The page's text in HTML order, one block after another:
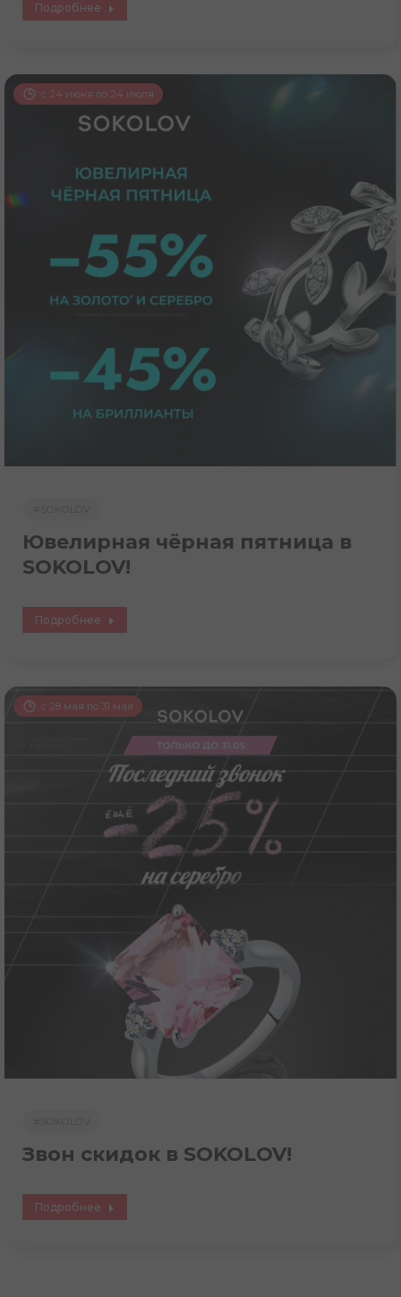
Подробнее
с 24 июня по 24 июля
Ювелирная чёрная пятница в
SOKOLOV!
Подробнее
с 28 мая по 31 мая
Звон скидок в SOKOLOV!
Подробнее